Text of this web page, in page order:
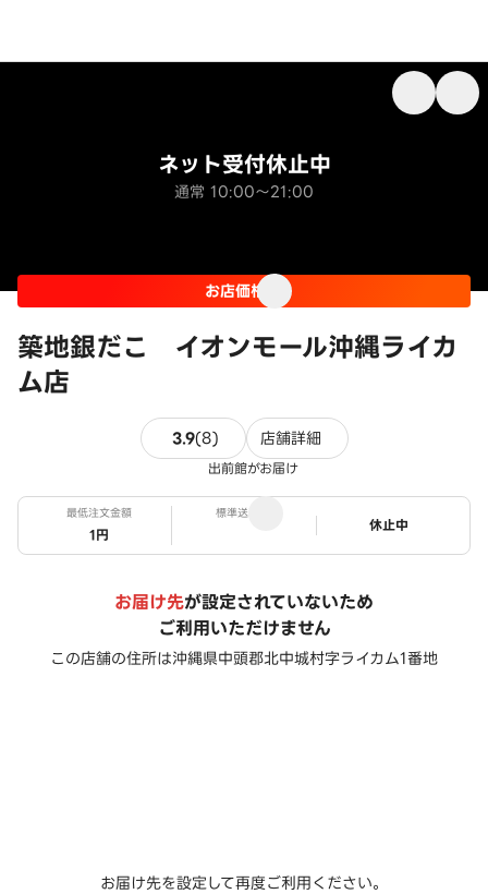
築地銀だこ イオンモール沖縄ライカ
ム店
ネット受付休止中
通常 10:00～21:00
お店価格
3.9(8)8件のレビュー
店舗詳細
出前館がお届け
最低注文金額
1円
標準送料
ステータス
休止中
お届け先が設定されていないため
ご利用いただけません
この店舗の住所は沖縄県中頭郡北中城村字ライカム1番地
お届け先を設定して再度ご利用ください。